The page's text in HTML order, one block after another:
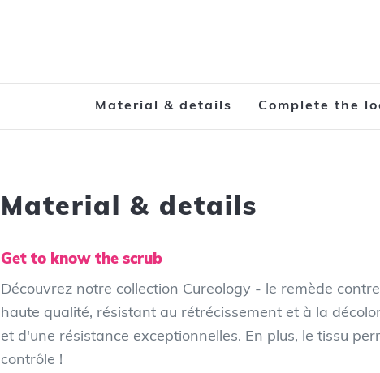
Material & details Complete the
Material & details
Get to know the scrub
Découvrez notre collection Cureology - le remède
haute qualité, résistant au rétrécissement et à la
et d'une résistance exceptionnelles. En plus, le tissu
contrôle !